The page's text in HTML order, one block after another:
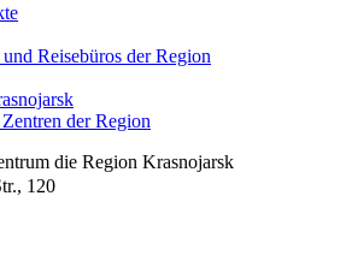
Reisebüros der Region
der Region
die Region Krasnojarsk
120